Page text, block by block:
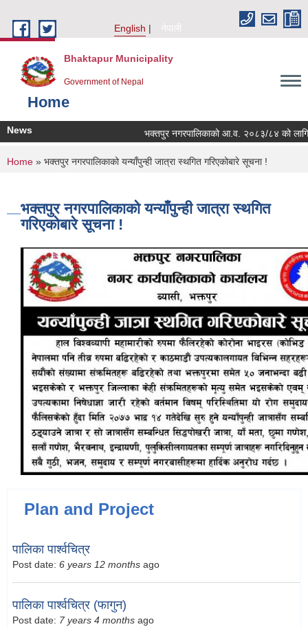
English
नेपाली
Bhaktapur Municipality
Government of Nepal
Home
News भक्तपुर नगरपालिकाको आ.व. २०८३/८४ को लागि
You are here
Home » भक्तपुर नगरपालिकाको यन्याँपुन्ही जात्रा स्थगित गरिएकोबारे सूचना !
भक्तपुर नगरपालिकाको यन्याँपुन्ही जात्रा स्थगित
गरिएकोबारे सूचना !
Plan and Project
पालिका पार्श्वचित्र
Post date: 6 years 12 months ago
पालिका पार्श्वचित्र (फागुन)
Post date: 7 years 4 months ago